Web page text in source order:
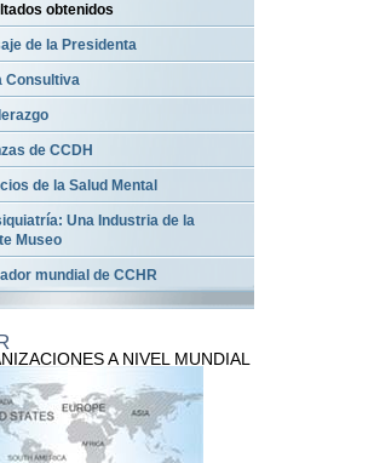
obtenidos
de la Presidenta
Consultiva
de CCDH
de la Salud Mental
Una Industria de la
Museo
mundial de CCHR
A NIVEL MUNDIAL